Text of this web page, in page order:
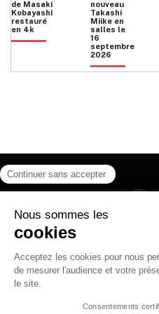
de Masaki
Kobayashi
restauré
en 4k
nouveau
Takashi
Miike en
salles le
16
septembre
2026
POLITIQUE DE
© 2026 Ilyfunet